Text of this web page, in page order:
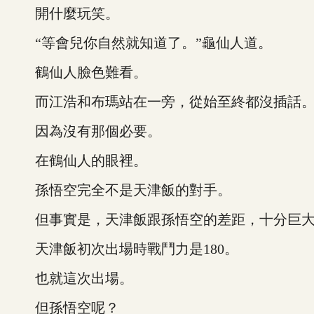
開什麼玩笑。
“等會兒你自然就知道了。”龜仙人道。
鶴仙人臉色難看。
而江浩和布瑪站在一旁，從始至終都沒插話
因為沒有那個必要。
在鶴仙人的眼裡。
孫悟空完全不是天津飯的對手。
但事實是，天津飯跟孫悟空的差距，十分巨
天津飯初次出場時戰鬥力是180。
也就這次出場。
但孫悟空呢？